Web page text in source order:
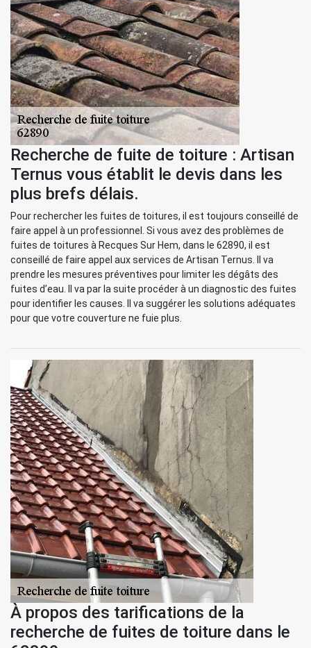
Recherche de fuite de toiture : Artisan
Ternus vous établit le devis dans les
plus brefs délais.
Pour rechercher les fuites de toitures, il est toujours conseillé de
faire appel à un professionnel. Si vous avez des problèmes de
fuites de toitures à Recques Sur Hem, dans le 62890, il est
conseillé de faire appel aux services de Artisan Ternus. Il va
prendre les mesures préventives pour limiter les dégâts des
fuites d’eau. Il va par la suite procéder à un diagnostic des fuites
pour identifier les causes. Il va suggérer les solutions adéquates
pour que votre couverture ne fuie plus.
À propos des tarifications de la
recherche de fuites de toiture dans le